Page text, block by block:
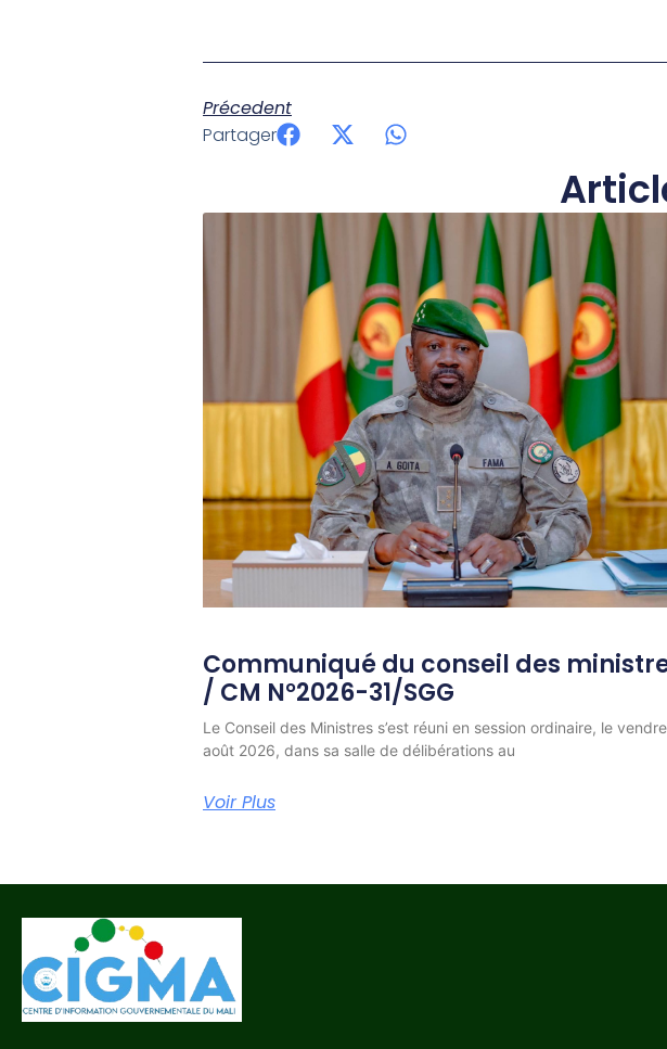
Précedent
Partager
Communiqué du conseil des
/ CM N°2026-31/SGG
Le Conseil des Ministres s’est réuni en session ordinaire, le
août 2026, dans sa salle de délibérations au
Voir Plus